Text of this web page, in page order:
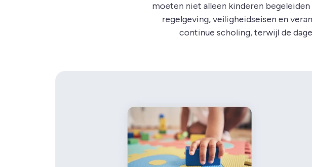
moeten niet alleen kinderen
regelgeving, veiligheidseisen en
continue scholing, terwijl de